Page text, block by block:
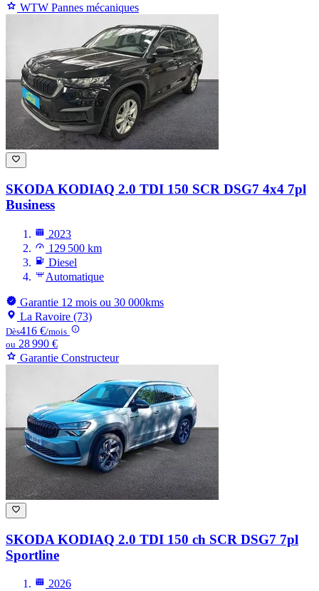
WTW Pannes mécaniques
SKODA KODIAQ 2.0 TDI 150 SCR DSG7 4x4 7pl
Business
2023
129 500 km
Diesel
Automatique
Garantie 12 mois ou 30 000kms
La Ravoire (73)
Dès416 €/mois
ou 28 990 €
Garantie Constructeur
SKODA KODIAQ 2.0 TDI 150 ch SCR DSG7 7pl
Sportline
2026